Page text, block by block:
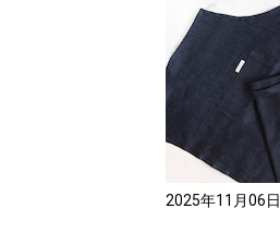
2025年11月06日